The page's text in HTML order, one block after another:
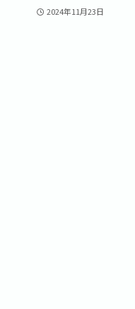
2024年11月23日